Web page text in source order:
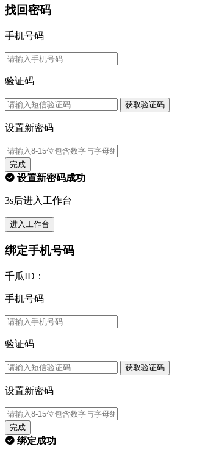
找回密码
手机号码
验证码
获取验证码
设置新密码
完成
设置新密码成功
3s后进入工作台
进入工作台
绑定手机号码
千瓜ID：
手机号码
验证码
获取验证码
设置新密码
完成
绑定成功